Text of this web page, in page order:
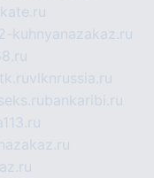
kuhnyanazakaz.ru
vlknrussia.ru
bankaribi.ru